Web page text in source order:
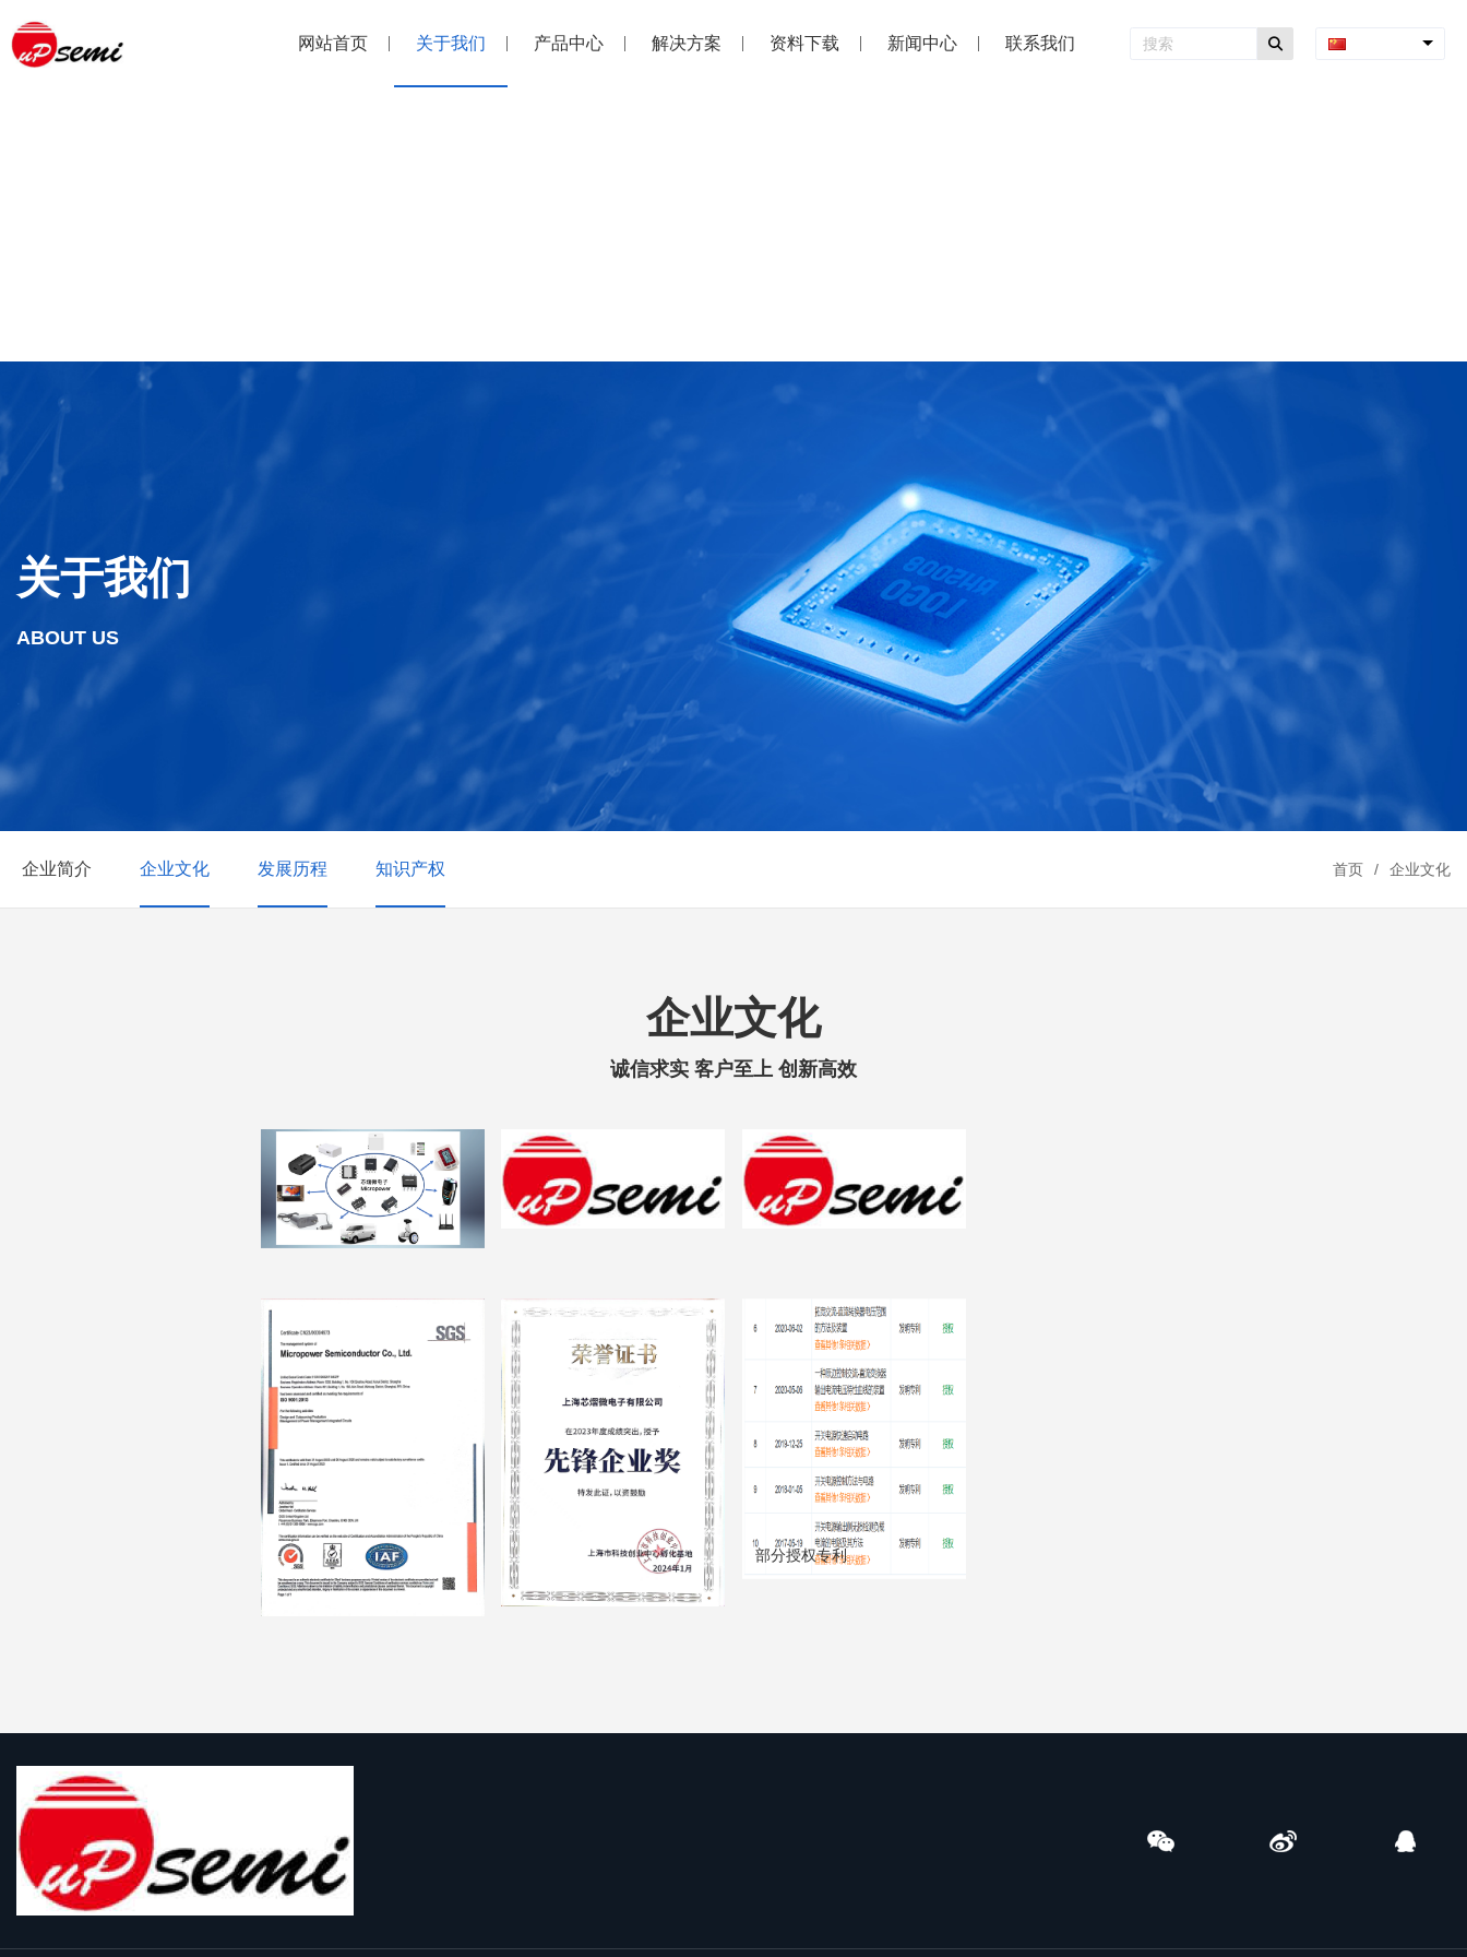
网站首页 关于我们 产品中心 解决方案 资料下载 新闻中心 联系我们
关于我们
ABOUT US
企业简介 企业文化 发展历程 知识产权 首页 企业文化
企业文化
诚信求实 客户至上 创新高效
部分授权专利